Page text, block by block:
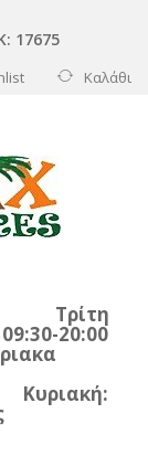
17675
Καλάθι
Τρίτη
20:00